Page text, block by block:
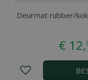
Deurmat rubber/
€ 12,